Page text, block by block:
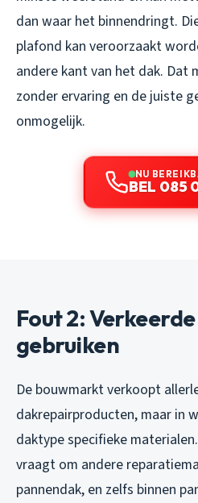
dan waar het binnendringt.
plafond kan veroorzaakt
andere kant van het dak. Dat
zonder ervaring en de juiste
onmogelijk.
NU
BEL 085
Fout 2:
gebruiken
De bouwmarkt verkoopt
dakrepairproducten, maar in
daktype specifieke
vraagt om andere
pannendak, en zelfs binnen